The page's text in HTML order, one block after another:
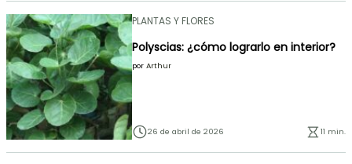
PLANTAS Y FLORES
Polyscias: ¿cómo lograrlo en interior?
por Arthur
26 de abril de 2026 11 min.